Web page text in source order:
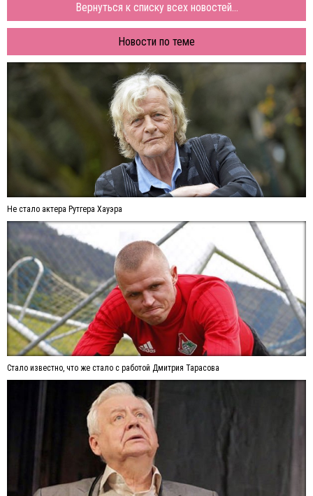
Вернуться к списку всех новостей...
Новости по теме
Не стало актера Рутгера Хауэра
Стало известно, что же стало с работой Дмитрия Тарасова